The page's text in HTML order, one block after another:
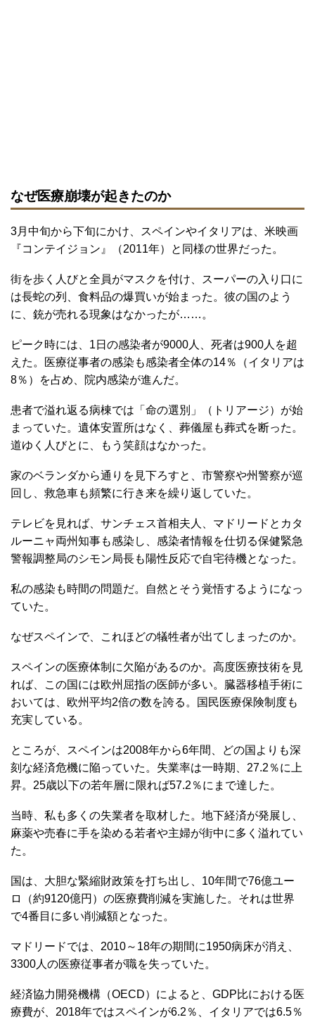
なぜ医療崩壊が起きたのか
3月中旬から下旬にかけ、スペインやイタリアは、米映画
『コンテイジョン』（2011年）と同様の世界だった。
街を歩く人びと全員がマスクを付け、スーパーの入り口に
は長蛇の列、食料品の爆買いが始まった。彼の国のよう
に、銃が売れる現象はなかったが……。
ピーク時には、1日の感染者が9000人、死者は900人を超
えた。医療従事者の感染も感染者全体の14％（イタリアは
8％）を占め、院内感染が進んだ。
患者で溢れ返る病棟では「命の選別」（トリアージ）が始
まっていた。遺体安置所はなく、葬儀屋も葬式を断った。
道ゆく人びとに、もう笑顔はなかった。
家のベランダから通りを見下ろすと、市警察や州警察が巡
回し、救急車も頻繁に行き来を繰り返していた。
テレビを見れば、サンチェス首相夫人、マドリードとカタ
ルーニャ両州知事も感染し、感染者情報を仕切る保健緊急
警報調整局のシモン局長も陽性反応で自宅待機となった。
私の感染も時間の問題だ。自然とそう覚悟するようになっ
ていた。
なぜスペインで、これほどの犠牲者が出てしまったのか。
スペインの医療体制に欠陥があるのか。高度医療技術を見
れば、この国には欧州屈指の医師が多い。臓器移植手術に
おいては、欧州平均2倍の数を誇る。国民医療保険制度も
充実している。
ところが、スペインは2008年から6年間、どの国よりも深
刻な経済危機に陥っていた。失業率は一時期、27.2％に上
昇。25歳以下の若年層に限れば57.2％にまで達した。
当時、私も多くの失業者を取材した。地下経済が発展し、
麻薬や売春に手を染める若者や主婦が街中に多く溢れてい
た。
国は、大胆な緊縮財政策を打ち出し、10年間で76億ユー
ロ（約9120億円）の医療費削減を実施した。それは世界
で4番目に多い削減額となった。
マドリードでは、2010～18年の期間に1950病床が消え、
3300人の医療従事者が職を失っていた。
経済協力開発機構（OECD）によると、GDP比における医
療費が、2018年ではスペインが6.2％、イタリアでは6.5％